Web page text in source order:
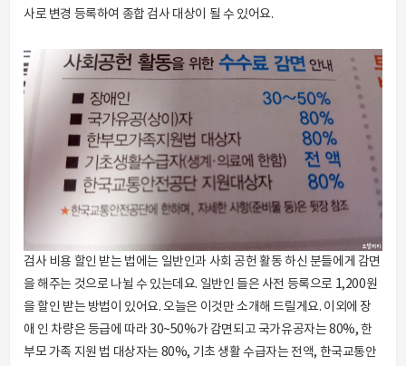
사로 변경 등록하여 종합 검사 대상이 될 수 있어요.
검사 비용 할인 받는 법에는 일반인과 사회 공헌 활동 하신 분들에게 감면
을 해주는 것으로 나뉠 수 있는데요. 일반인 들은 사전 등록으로 1,200원
을 할인 받는 방법이 있어요. 오늘은 이것만 소개해 드릴게요. 이외에 장
애 인 차량은 등급에 따라 30~50%가 감면되고 국가유공자는 80%, 한
부모 가족 지원 법 대상자는 80%, 기초 생활 수급자는 전액, 한국교통안